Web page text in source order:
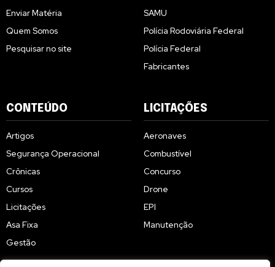
Enviar Matéria
Quem Somos
Pesquisar no site
SAMU
Polícia Rodoviária Federal
Polícia Federal
Fabricantes
CONTEÚDO
Artigos
Segurança Operacional
Crônicas
Cursos
Licitações
Asa Fixa
Gestão
LICITAÇÕES
Aeronaves
Combustível
Concurso
Drone
EPI
Manutenção